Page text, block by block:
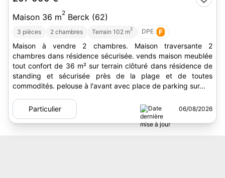
Maison 36 m2 Berck (62)
3 pièces 2 chambres Terrain 102 m2 DPE : F
Maison à vendre 2 chambres. Maison traversante 2
chambres dans résidence sécurisée. vends maison meublée
tout confort de 36 m² sur terrain clôturé dans résidence de
standing et sécurisée près de la plage et de toutes
commodités. pelouse à l'avant avec place de parking sur...
Particulier 06/08/2026